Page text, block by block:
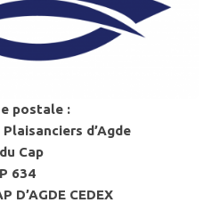
postale :
d’Agde
Cap
634
D’AGDE CEDEX